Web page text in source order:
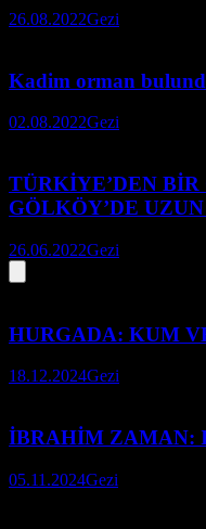
26.08.2022Gezi
Kadim orman
02.08.2022Gezi
TÜRKİYE’DEN
GÖLKÖY’DE
26.06.2022Gezi
HURGADA: KUM
18.12.2024Gezi
İBRAHİM ZAMAN:
05.11.2024Gezi